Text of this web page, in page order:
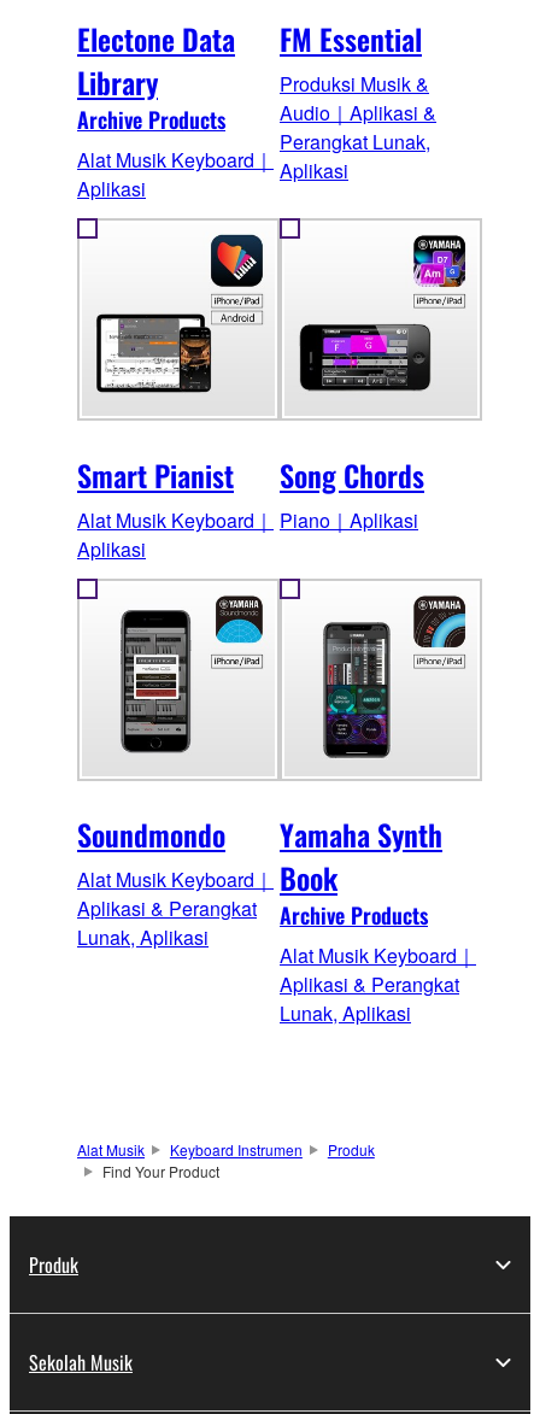
Electone Data
Library
Archive Products
Alat Musik Keyboard｜
Aplikasi
FM Essential
Produksi Musik &
Audio｜Aplikasi &
Perangkat Lunak,
Aplikasi
Smart Pianist
Alat Musik Keyboard｜
Aplikasi
Song Chords
Piano｜Aplikasi
Soundmondo
Alat Musik Keyboard｜
Aplikasi & Perangkat
Lunak, Aplikasi
Yamaha Synth
Book
Archive Products
Alat Musik Keyboard｜
Aplikasi & Perangkat
Lunak, Aplikasi
Alat Musik Keyboard Instrumen
Produk
Find Your Product
Produk
Sekolah Musik